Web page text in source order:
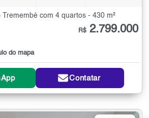
com 4 quartos - 430 m²
do mapa
R$ 2.799.000
Contatar